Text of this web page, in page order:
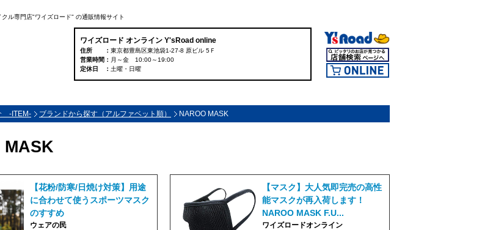
ル専門店"ワイズロード" の通販情報サイト
ワイズロード オンライン Y'sRoad online
住所
東京都豊島区東池袋1-27-8 原ビル 5Ｆ
営業時間
月～金 10:00～19:00
定休日
土曜・日曜
-ITEM- ブランドから探す（アルファベット順） NAROO MASK
MASK
【花粉/防寒/日焼け対策】用途
に合わせて使うスポーツマスク
のすすめ
ウェアの民
【マスク】大人気即完売の高性
能マスクが再入荷します！
NAROO MASK F.U...
ワイズロードオンライン